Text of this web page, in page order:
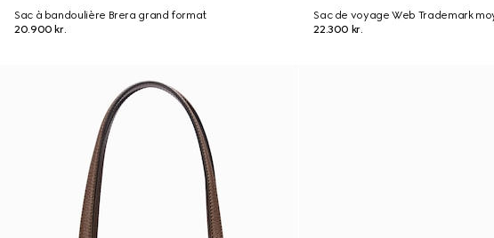
Sac à bandoulière Brera grand format
20.900 kr.
Sac de voyage Web Trademark
22.300 kr.